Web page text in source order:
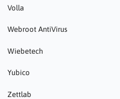
Volla
Webroot AntiVirus
Wiebetech
Yubico
Zettlab